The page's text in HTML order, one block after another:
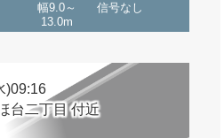
幅9.0～
13.0m
信号なし
)09:16
台二丁目 付近